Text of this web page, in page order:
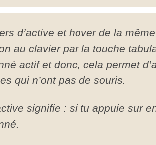
d’active et hover de la
au clavier par la touche
actif et donc, cela permet
qui n’ont pas de souris.
signifie : si tu appuie sur